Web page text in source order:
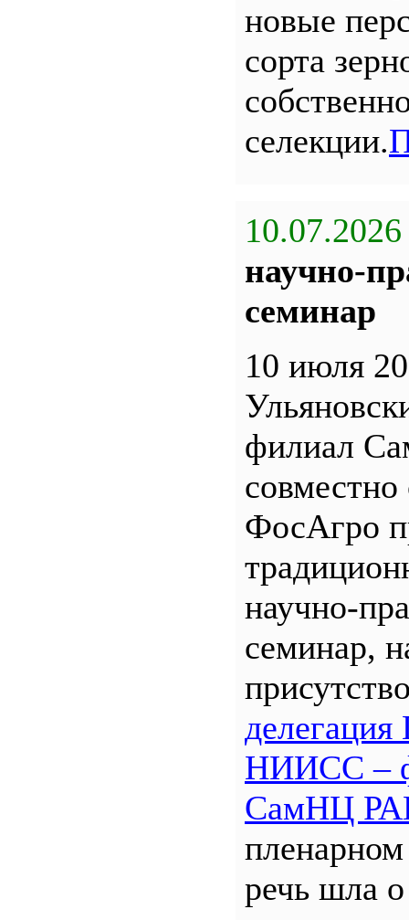
новые
сорта
селекции.
10.07.2026
научно-
семинар
10 июля
филиал
ФосАгро
научно-
семинар,
НИИСС –
СамНЦ
пленарном
речь шла